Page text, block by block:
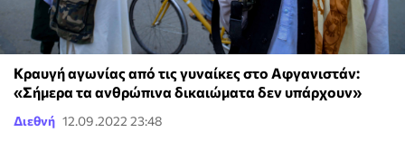
Κραυγή αγωνίας από τις γυναίκες στο Αφγανιστάν:
«Σήμερα τα ανθρώπινα δικαιώματα δεν υπάρχουν»
Διεθνή 12.09.2022 23:48